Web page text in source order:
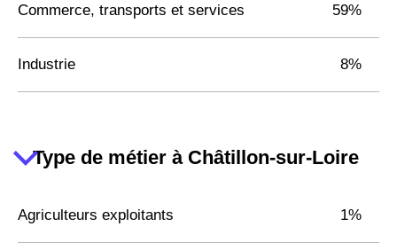
Commerce, transports et services 59%
Industrie 8%
Type de métier à Châtillon-sur-Loire
Agriculteurs exploitants 1%